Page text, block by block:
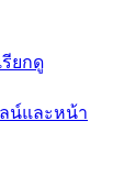
ยกดู
น์และหน้า